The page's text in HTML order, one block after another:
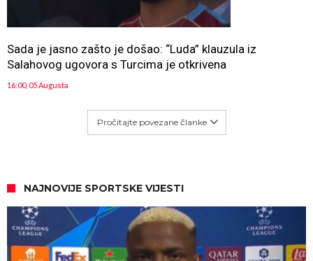
Sada je jasno zašto je došao: “Luda” klauzula iz
Salahovog ugovora s Turcima je otkrivena
16:00, 05 Augusta
Pročitajte povezane članke
NAJNOVIJE SPORTSKE VIJESTI